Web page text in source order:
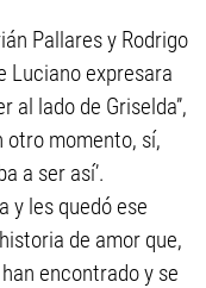
Pallares y Rodrigo
Luciano expresara
al lado de Griselda”,
otro momento, sí,
a ser así’.
y les quedó ese
de amor que,
encontrado y se